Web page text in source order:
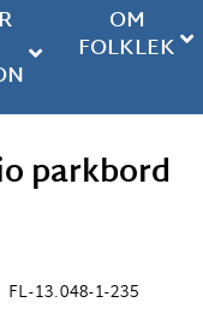
OM
FOLKLEK
parkbord
FL-13.048-1-235